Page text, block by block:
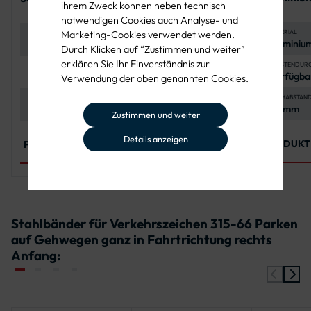
ihrem Zweck können neben technisch
notwendigen Cookies auch Analyse- und
Marketing-Cookies verwendet werden.
Durch Klicken auf “Zustimmen und weiter”
erklären Sie Ihr Einverständnis zur
Verwendung der oben genannten Cookies.
Zustimmen und weiter
Details anzeigen
Bandbefestigung
Flachstahl 40 x 5
BEFESTIGUNGSART
Stahlbandmontage
200 mm, 400 mm,
800 mm, 1000 mm
PRODUKT ANSEHEN
MATERIAL
Flachstahl 40 x 5
mm
DURCHMESSER
Ø 48 mm, Ø 60 mm,
Ø 76 - 219 mm
Sechskantschrauben
M10 in
Längen, je nach
Durchmesser
PRODUKT ANSEHEN
MATERIAL
70 mm
Stahlbänder für Verkehrszeichen 315-66 Parken
auf Gehwegen ganz in Fahrtrichtung rechts
Anfang: